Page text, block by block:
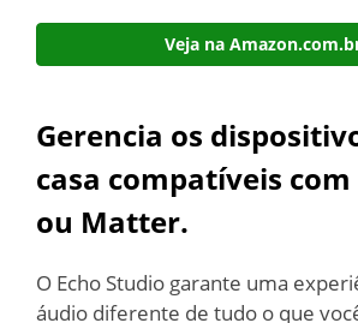
Veja na
Gerencia os
casa compatíveis com
ou Matter.
O Echo Studio garante uma
áudio diferente de tudo o que